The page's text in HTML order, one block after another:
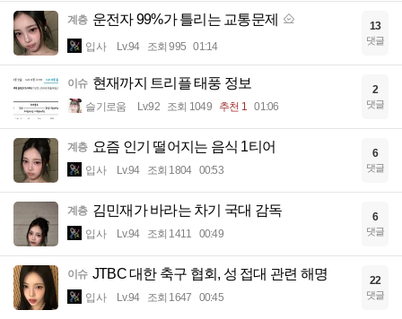
계층 운전자 99%가 틀리는 교통문제
입사 Lv.94 조회 995 01:14
13
댓글
이슈 현재까지 트리플 태풍 정보
슬기로움 Lv.92 조회 1049 추천 1 01:06
2
댓글
계층 요즘 인기 떨어지는 음식 1티어
입사 Lv.94 조회 1804 00:53
6
댓글
계층 김민재가 바라는 차기 국대 감독
입사 Lv.94 조회 1411 00:49
6
댓글
이슈 JTBC 대한 축구 협회, 성 접대 관련 해명
입사 Lv.94 조회 1647 00:45
22
댓글